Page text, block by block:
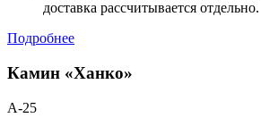
доставка рассчитывается отдельно.
Подробнее
Камин «Ханко»
А-25